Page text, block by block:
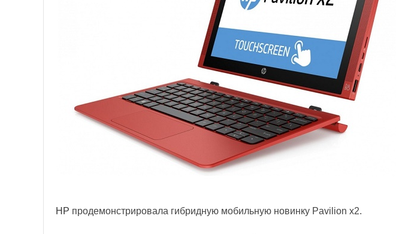
HP продемонстрировала гибридную мобильную новинку Pavilion x2.